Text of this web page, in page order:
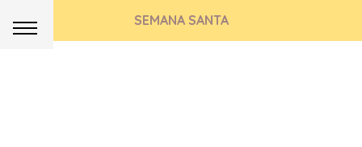
SEMANA SANTA